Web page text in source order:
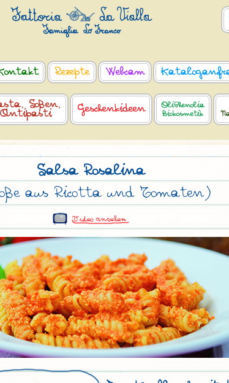
Rezepte Webcam
Soßen,
Antipasti
Geschenkideen
OliPhenolia
Biokosmetik
Salsa Rosalina
aus Ricotta und Tomaten)